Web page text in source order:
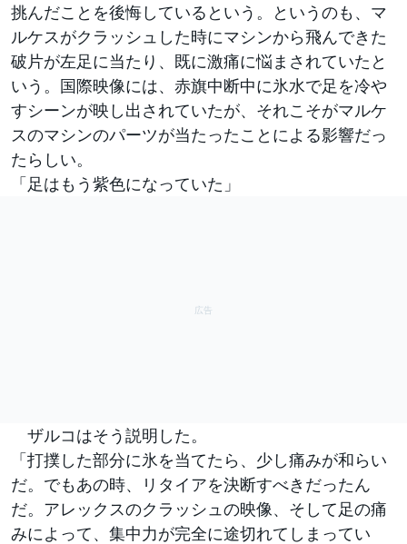
挑んだことを後悔しているという。というのも、マ
ルケスがクラッシュした時にマシンから飛んできた
破片が左足に当たり、既に激痛に悩まされていたと
いう。国際映像には、赤旗中断中に氷水で足を冷や
すシーンが映し出されていたが、それこそがマルケ
スのマシンのパーツが当たったことによる影響だっ
たらしい。
「足はもう紫色になっていた」
ザルコはそう説明した。
「打撲した部分に氷を当てたら、少し痛みが和らい
だ。でもあの時、リタイアを決断すべきだったん
だ。アレックスのクラッシュの映像、そして足の痛
みによって、集中力が完全に途切れてしまってい